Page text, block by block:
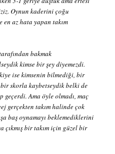
Oynun kaderini çoğu
az hata yapan takım
bakmak
kimse bir şey diyemezdi.
ise kimsenin bilmediği, bir
skorla kaybetseydik belki de
geçerdi. Ama öyle olmadı, maç
gerçekten takım halinde çok
baş oynamayı beklemediklerini
bir takım için güzel bir